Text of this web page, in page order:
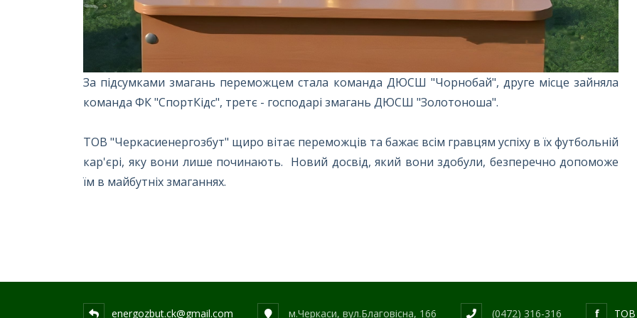
За підсумками змагань переможцем стала команда ДЮСШ "Чорнобай", друге місце зайняла
команда ФК "СпортКідс", третє - господарі змагань ДЮСШ "Золотоноша".
ТОВ "Черкасиенергозбут" щиро вітає переможців та бажає всім гравцям успіху в їх футбольній
кар'єрі, яку вони лише починають. Новий досвід, який вони здобули, безперечно допоможе
їм в майбутніх змаганнях.
energozbut.ck@gmail.com м.Черкаси, вул.Благовісна, 166 (0472) 316-316 f ТОВ